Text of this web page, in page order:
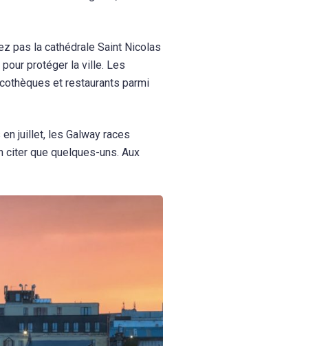
pas la cathédrale Saint Nicolas
protéger la ville. Les
et restaurants parmi
juillet, les Galway races
citer que quelques-uns. Aux